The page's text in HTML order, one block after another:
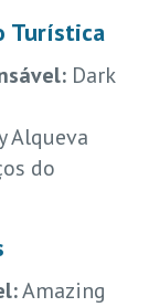
Turística
Dark
Alqueva
do
Amazing